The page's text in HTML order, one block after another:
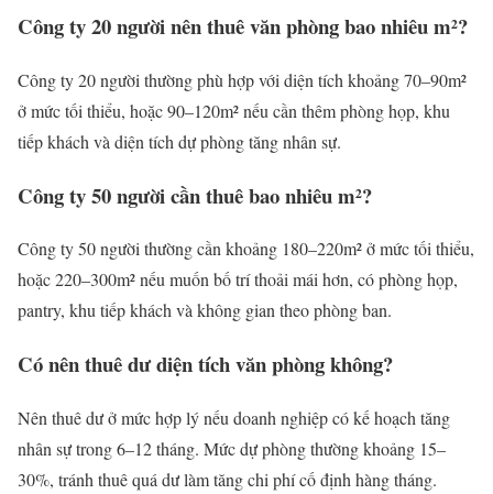
Công ty 20 người nên thuê văn phòng bao nhiêu m²?
Công ty 20 người thường phù hợp với diện tích khoảng 70–90m²
ở mức tối thiểu, hoặc 90–120m² nếu cần thêm phòng họp, khu
tiếp khách và diện tích dự phòng tăng nhân sự.
Công ty 50 người cần thuê bao nhiêu m²?
Công ty 50 người thường cần khoảng 180–220m² ở mức tối thiểu,
hoặc 220–300m² nếu muốn bố trí thoải mái hơn, có phòng họp,
pantry, khu tiếp khách và không gian theo phòng ban.
Có nên thuê dư diện tích văn phòng không?
Nên thuê dư ở mức hợp lý nếu doanh nghiệp có kế hoạch tăng
nhân sự trong 6–12 tháng. Mức dự phòng thường khoảng 15–
30%, tránh thuê quá dư làm tăng chi phí cố định hàng tháng.